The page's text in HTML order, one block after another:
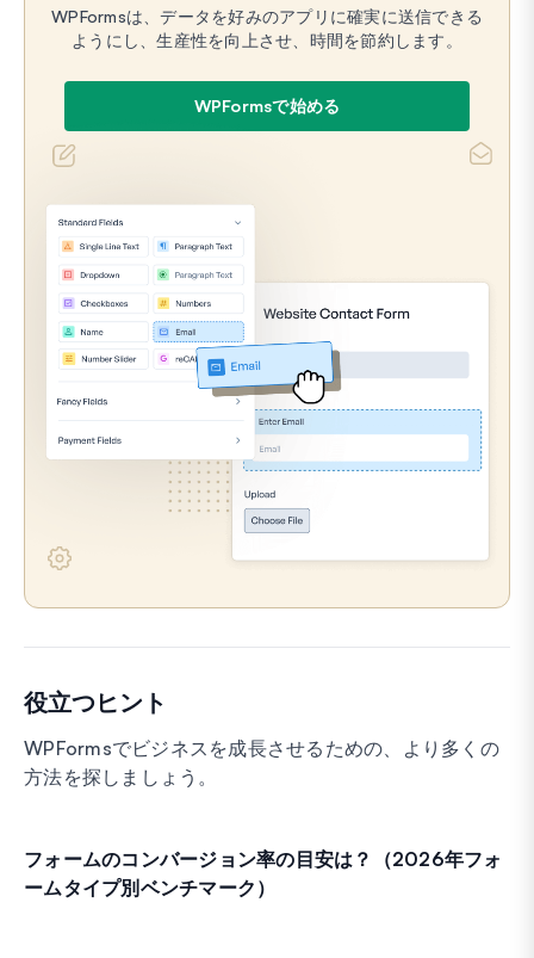
WPFormsは、データを好みのアプリに確実に送信できる
ようにし、生産性を向上させ、時間を節約します。
WPFormsで始める
役立つヒント
WPFormsでビジネスを成長させるための、より多くの
方法を探しましょう。
フォームのコンバージョン率の目安は？（2026年フォ
ームタイプ別ベンチマーク）